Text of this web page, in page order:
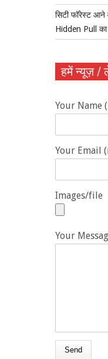
सिटी फॉरेस्ट आने
Hidden Pull का
हमें न्यूज़
Your Name
Your Email
Images/file
Your